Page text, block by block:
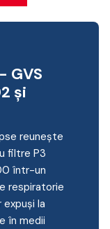
GVS
și
reunește
filtre P3
într-un
respiratorie
la
în medii